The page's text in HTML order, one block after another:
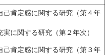
己肯定感に関する研究（第４年
実に関する研究（第２年次）
己肯定感に関する研究（第３年